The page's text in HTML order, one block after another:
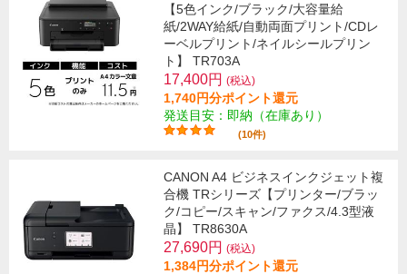
【5色インク/ブラック/大容量給
紙/2WAY給紙/自動両面プリント/CDレ
ーベルプリント/ネイルシールプリン
ト】 TR703A
17,400円 (税込)
1,740円分ポイント還元
発送目安：即納（在庫あり）
(10件)
CANON A4 ビジネスインクジェット複
合機 TRシリーズ【プリンター/ブラッ
ク/コピー/スキャン/ファクス/4.3型液
晶】 TR8630A
27,690円 (税込)
1,384円分ポイント還元